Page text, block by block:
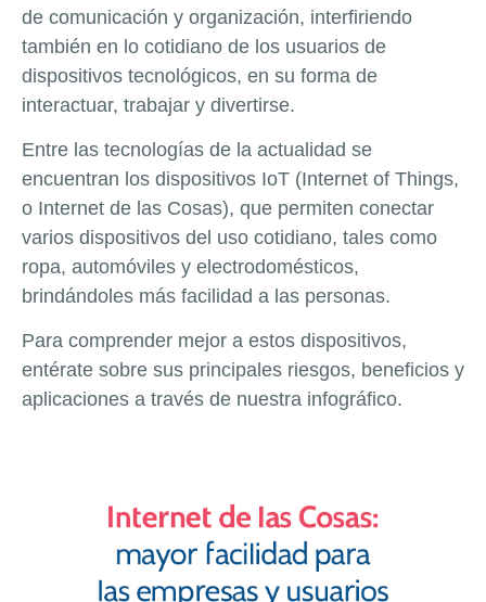
de comunicación y organización, interfiriendo
también en lo cotidiano de los usuarios de
dispositivos tecnológicos, en su forma de
interactuar, trabajar y divertirse.
Entre las tecnologías de la actualidad se
encuentran los dispositivos IoT (Internet of Things,
o Internet de las Cosas), que permiten conectar
varios dispositivos del uso cotidiano, tales como
ropa, automóviles y electrodomésticos,
brindándoles más facilidad a las personas.
Para comprender mejor a estos dispositivos,
entérate sobre sus principales riesgos, beneficios y
aplicaciones a través de nuestra infográfico.